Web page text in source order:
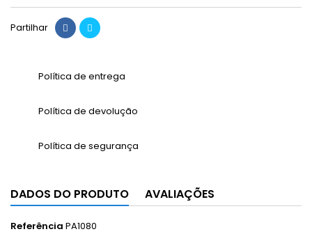
Partilhar
Política de entrega
Política de devolução
Política de segurança
DADOS DO PRODUTO AVALIAÇÕES
Referência PA1080